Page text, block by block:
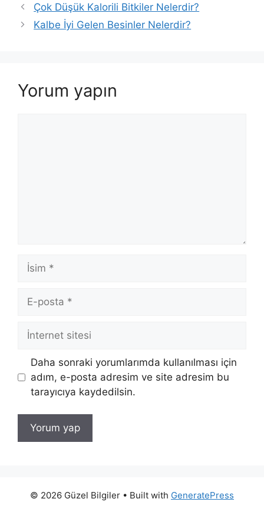
Çok Düşük Kalorili Bitkiler Nelerdir?
Kalbe İyi Gelen Besinler Nelerdir?
Yorum yapın
İsim
posta
İnternet
sitesi
Daha sonraki yorumlarımda kullanılması için
adım, e-posta adresim ve site adresim bu
tarayıcıya kaydedilsin.
© 2026 Güzel Bilgiler • Built with GeneratePress